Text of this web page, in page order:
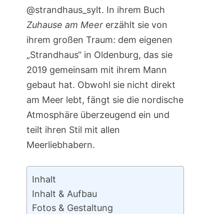
@strandhaus_sylt. In ihrem Buch
Zuhause am Meererzählt sie von
ihrem großen Traum: dem eigenen
„Strandhaus“ in Oldenburg, das sie
2019 gemeinsam mit ihrem Mann
gebaut hat. Obwohl sie nicht direkt
am Meer lebt, fängt sie die nordische
Atmosphäre überzeugend ein und
teilt ihren Stil mit allen
Meerliebhabern.
Inhalt
Inhalt & Aufbau
Fotos & Gestaltung